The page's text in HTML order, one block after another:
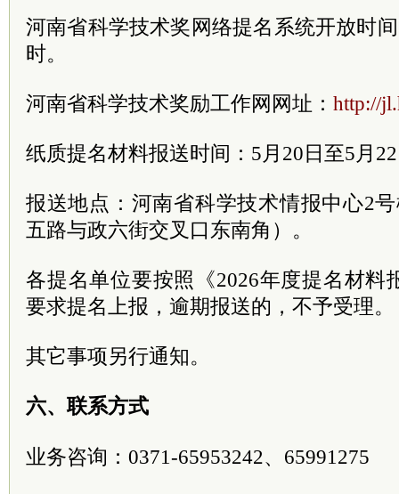
河南省科学技术奖网络提名系统开放时
时。
河南省科学技术奖励工作网网址： http://
纸质提名材料报送时间：5月20日至5月
报送地点：河南省科学技术情报中心2
五路与政六街交叉口东南角）。
各提名单位要按照《2026年度提名材料
要求提名上报，逾期报送的，不予受理。
其它事项另行通知。
六、联系方式
业务咨询：0371-65953242、65991275